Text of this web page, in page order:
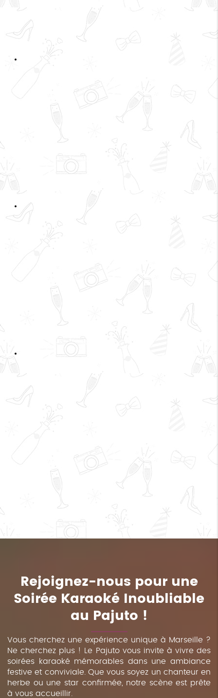
Rejoignez-nous pour une
Soirée Karaoké Inoubliable
au Pajuto !
Vous cherchez une expérience unique à Marseille ?
Ne cherchez plus ! Le Pajuto vous invite à vivre des
soirées karaoké mémorables dans une ambiance
festive et conviviale. Que vous soyez un chanteur en
herbe ou une star confirmée, notre scène est prête
à vous accueillir.